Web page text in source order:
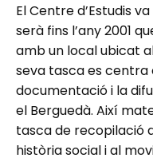
El Centre d’Estudis
serà fins l’any 2001
amb un local ubicat
seva tasca es centra
documentació i la
el Berguedà. Així
tasca de recopilació
història social i al